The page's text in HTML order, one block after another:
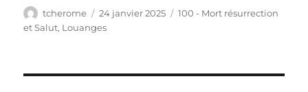
Auteur
tcherome
Publié
le
24 janvier 2025 Catégories
100 - Mort résurrection
et Salut, Louanges